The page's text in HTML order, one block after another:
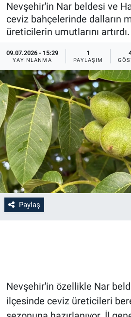
Nevşehir'in Nar beldesi ve
ceviz bahçelerinde dalların
üreticilerin umutlarını artırdı.
09.07.2026 - 15:29
YAYINLANMA
1
PAYLAŞIM
Paylaş
Nevşehir'in özellikle Nar
ilçesinde ceviz üreticileri
Sağlık
Asayiş
İlan - Duyuru- Mesaj
Yaşam
Sağlık
Eğitim
Kültür
3.Sayfa
Röportaj
İlan - Duyuru- Mesaj